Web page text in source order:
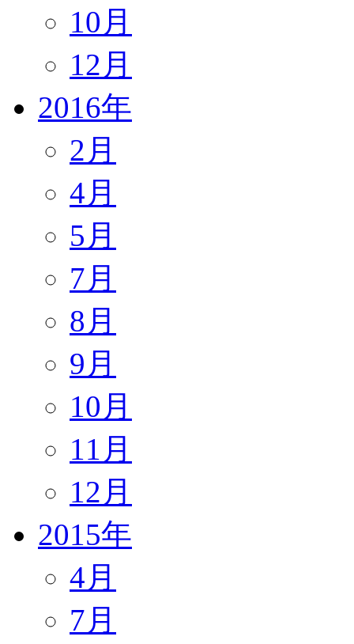
10月
12月
2016年
2月
4月
5月
7月
8月
9月
10月
11月
12月
2015年
4月
7月